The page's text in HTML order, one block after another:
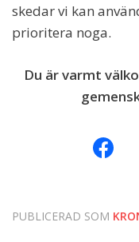
skedar vi kan
prioritera noga.
Du är varmt
PUBLICERAD SOM